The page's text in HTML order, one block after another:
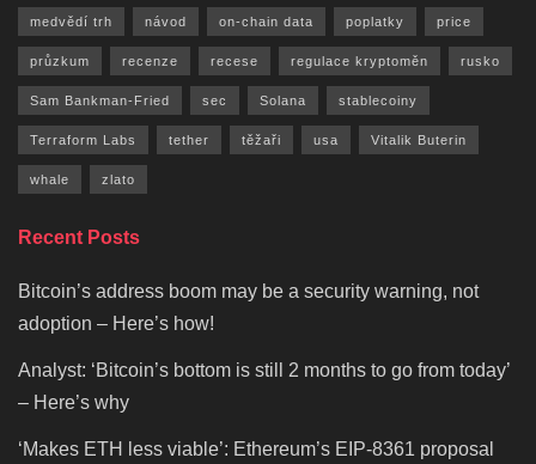
medvědí trh návod on-chain data poplatky price
průzkum recenze recese regulace kryptoměn rusko
Sam Bankman-Fried sec Solana stablecoiny
Terraform Labs tether těžaři usa Vitalik Buterin
whale zlato
Recent Posts
Bitcoin’s address boom may be a security warning, not
adoption – Here’s how!
Analyst: ‘Bitcoin’s bottom is still 2 months to go from today’
– Here’s why
‘Makes ETH less viable’: Ethereum’s EIP-8361 proposal